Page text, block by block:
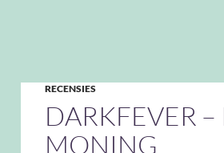
RECENSIES
DARKFEVER
MONING